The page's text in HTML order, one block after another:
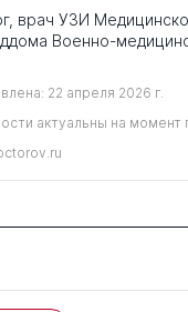
врач УЗИ
Военно-
22 апреля 2026 г.
актуальны на момент